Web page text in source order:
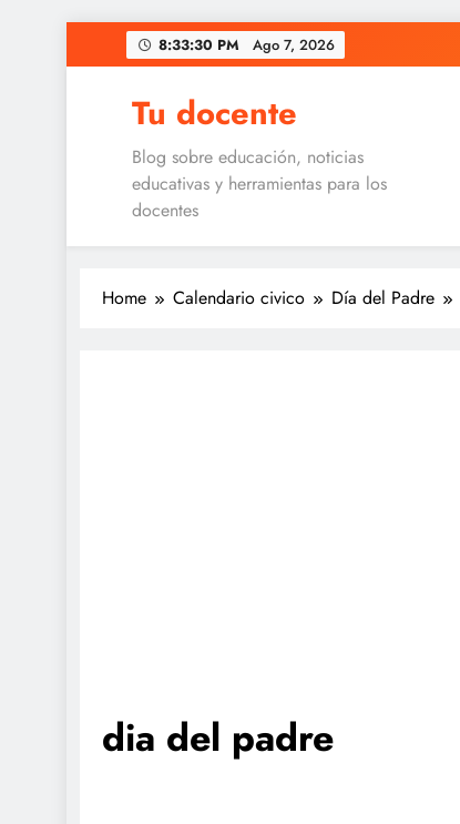
to
8:33:30 PM Ago 7, 2026
Tu docente
Blog sobre educación, noticias
educativas y herramientas para los
docentes
Home Calendario civico Día del Padre
dia del padre